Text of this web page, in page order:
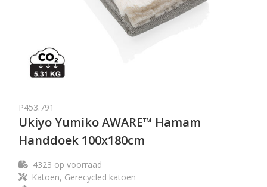
P453.791
Ukiyo Yumiko AWARE™ Hamam
Handdoek 100x180cm
4323 op voorraad
Katoen, Gerecycled katoen